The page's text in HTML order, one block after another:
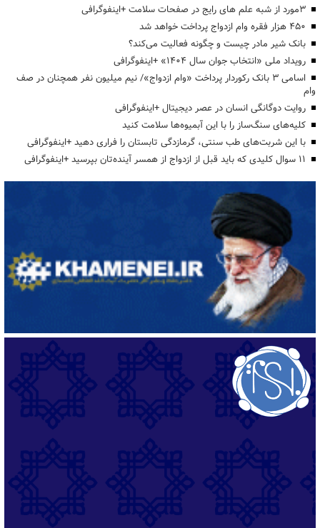
3مورد از شبه علم های رایج در صفحات سلامت +اینفوگرافی
۴۵۰ هزار فقره وام ازدواج پرداخت خواهد شد
بانک شیر مادر چیست و چگونه فعالیت می‌کند؟
رویداد ملی «انتخاب جوان سال ۱۴۰۴» +اینفوگرافی
اسامی ۳ بانک رکوردار پرداخت «وام ازدواج»/ نیم میلیون نفر همچنان در صف
وام
روایت دوگانگی انسان در عصر دیجیتال +اینفوگرافی
کلیه‌های سنگ‌ساز را با این آبمیوه‌ها سلامت کنید
با این شربت‌های طب سنتی، گرمازدگی تابستان را فراری دهید +اینفوگرافی
۱۱ سوال کلیدی که باید قبل از ازدواج از همسر آینده‌تان بپرسید +اینفوگرافی